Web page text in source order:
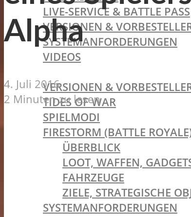
LIVE-SERVICE & BATTLE PASS
VERSIONEN &
SYSTEMANFORDERUNGEN
VIDEOS
VERSIONEN &
TIDES OF WAR
SPIELMODI
FIRESTORM (BATTLE
ÜBERBLICK
LOOT, WAFFEN,
FAHRZEUGE
ZIELE, STRATEGISCHE
SYSTEMANFORDERUNGEN
Alpha
4. Juli 2016
2 Minuten zu lesen